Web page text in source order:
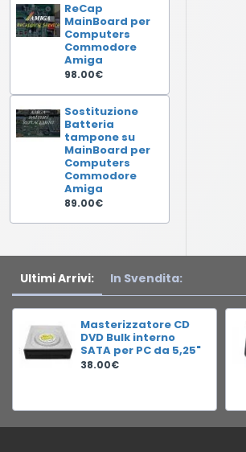
ReCap
MainBoard per
Computers
Commodore
Amiga
98.00€
Sostituzione
Batteria
tampone su
MainBoard per
Computers
Commodore
Amiga
89.00€
Ultimi Arrivi: In Svendita:
Masterizzatore CD
DVD Bulk interno
SATA per PC da 5,25"
38.00€